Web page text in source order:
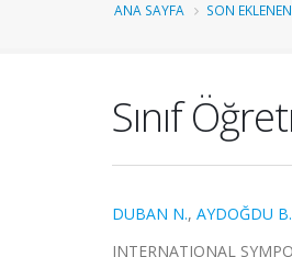
ANA SAYFA SON
Sınıf
DUBAN N., AYDOĞDU B.
INTERNATIONAL